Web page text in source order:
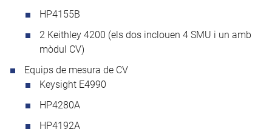
HP4155B
2 Keithley 4200 (els dos inclouen 4 SMU i un amb
mòdul CV)
Equips de mesura de CV
Keysight E4990
HP4280A
HP4192A